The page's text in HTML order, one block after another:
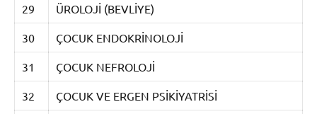
29 ÜROLOJİ (BEVLİYE)
30 ÇOCUK ENDOKRİNOLOJİ
31 ÇOCUK NEFROLOJİ
32 ÇOCUK VE ERGEN PSİKİYATRİSİ